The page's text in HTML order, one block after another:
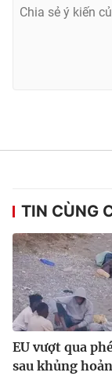
TIN CÙNG
EU vượt qua
sau khủng